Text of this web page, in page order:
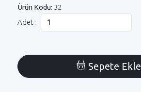
Ürün Kodu: 32
Adet :
Sepete Ekle